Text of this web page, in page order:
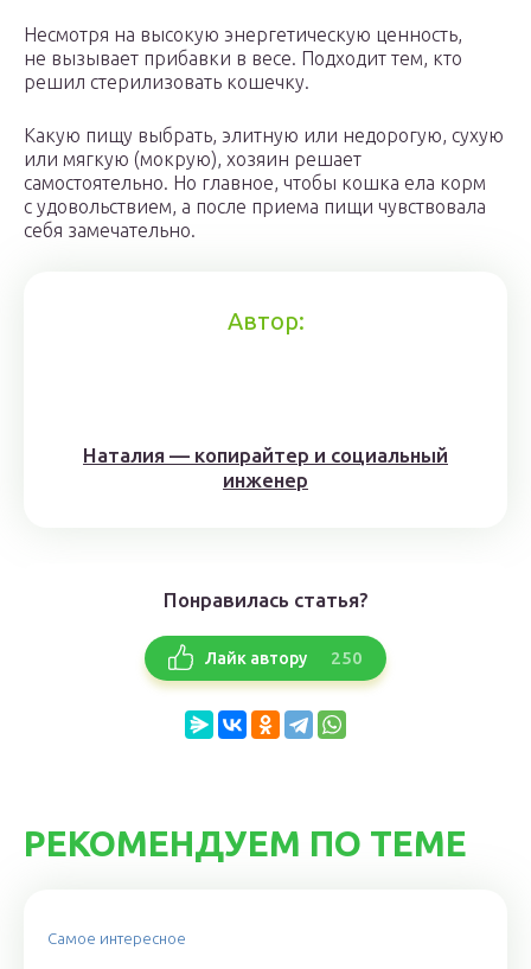
Несмотря на высокую энергетическую ценность,
не вызывает прибавки в весе. Подходит тем, кто
решил стерилизовать кошечку.
Какую пищу выбрать, элитную или недорогую, сухую
или мягкую (мокрую), хозяин решает
самостоятельно. Но главное, чтобы кошка ела корм
с удовольствием, а после приема пищи чувствовала
себя замечательно.
Автор:
Наталия — копирайтер и социальный
инженер
Понравилась статья?
Лайк автору 250
РЕКОМЕНДУЕМ ПО ТЕМЕ
Самое интересное